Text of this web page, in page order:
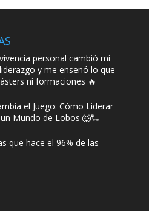
personal cambió mi
y me enseñó lo que
ni formaciones 🔥
el Juego: Cómo Liderar
Mundo de Lobos 🐺🐑
que hace el 96% de las